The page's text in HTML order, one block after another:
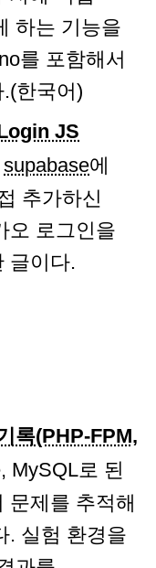
하는 기능을
를 포함해서
한국어)
JS
supabase에
추가하신
오 로그인을
글이다.
록(PHP-FPM,
MySQL로 된
문제를 추적해
. 실험 환경을